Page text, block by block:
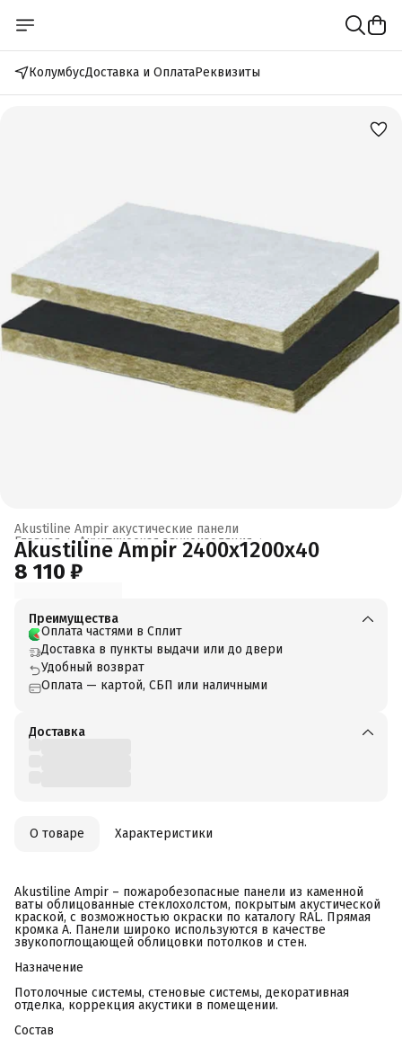
КолумбусДоставка и ОплатаРеквизиты
Akustiline Ampir акустические панели
Акустическая звукоизоляция ›
Главная ›
Akustiline Ampir 2400x1200x40
8 110 ₽
Преимущества
Оплата частями в Сплит
Доставка в пункты выдачи или до двери
Удобный возврат
Оплата — картой, СБП или наличными
Доставка
О товаре Характеристики
Akustiline Ampir – пожаробезопасные панели из каменной
ваты облицованные стеклохолстом, покрытым акустической
краской, с возможностью окраски по каталогу RAL. Прямая
кромка А. Панели широко используются в качестве
звукопоглощающей облицовки потолков и стен.
Назначение
Потолочные системы, стеновые системы, декоративная
отделка, коррекция акустики в помещении.
Состав